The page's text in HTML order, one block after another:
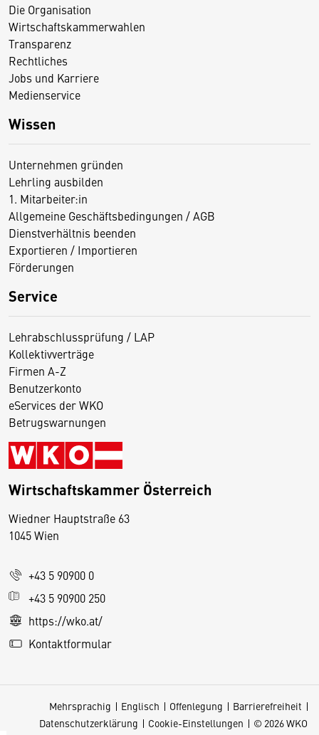
Die Organisation
Wirtschaftskammerwahlen
Transparenz
Rechtliches
Jobs und Karriere
Medienservice
Wissen
Unternehmen gründen
Lehrling ausbilden
1. Mitarbeiter:in
Allgemeine Geschäftsbedingungen / AGB
Dienstverhältnis beenden
Exportieren / Importieren
Förderungen
Service
Lehrabschlussprüfung / LAP
Kollektivverträge
Firmen A-Z
Benutzerkonto
eServices der WKO
Betrugswarnungen
Wirtschaftskammer Österreich
Wiedner Hauptstraße 63
1045 Wien
+43 5 90900 0
+43 5 90900 250
https://wko.at/
Kontaktformular
Mehrsprachig Englisch Offenlegung
Barrierefreiheit
Datenschutzerklärung
Cookie-Einstellungen © 2026 WKO
D
s
e
S
e